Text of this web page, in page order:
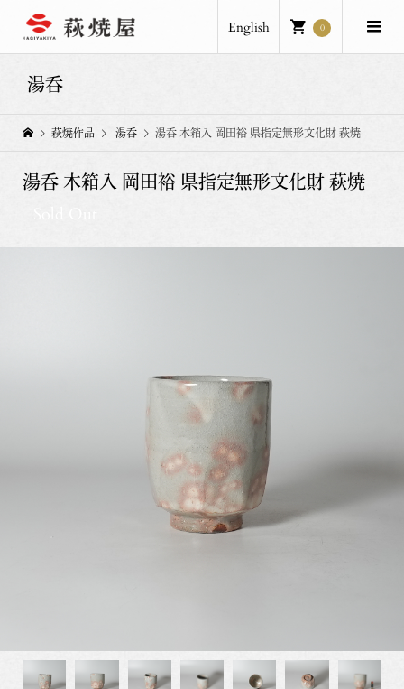
English 0
湯呑
萩焼作品 湯呑 湯呑 木箱入 岡田裕 県指定無形文化財 萩焼
湯呑 木箱入 岡田裕 県指定無形文化財 萩焼